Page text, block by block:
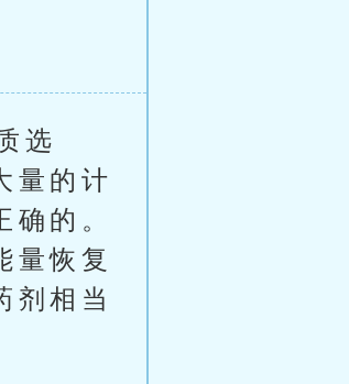
选
量的计
的。
量恢复
剂相当